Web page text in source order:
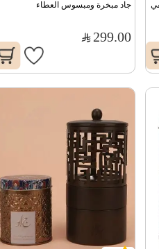
جاد مبخرة ومبسوس العطاء
299.00